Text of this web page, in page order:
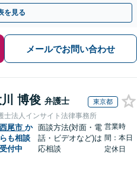
を見る
メールでお問い合わせ
博俊 弁護士 東京都
士法人インサイト法律事務所
西尾市 か
らも相談
受付中
面談方法(対面・電
話・ビデオなど)は
応相談
営業時
間：本日
定休日